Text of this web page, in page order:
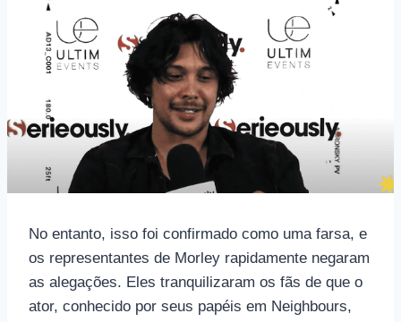
No entanto, isso foi confirmado como uma farsa, e
os representantes de Morley rapidamente negaram
as alegações. Eles tranquilizaram os fãs de que o
ator, conhecido por seus papéis em Neighbours,